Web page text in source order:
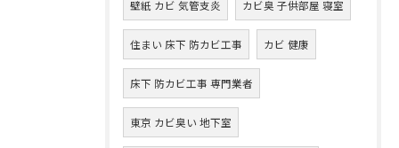
壁紙 カビ 気管支炎 カビ臭 子供部屋 寝室
住まい 床下 防カビ工事 カビ 健康
床下 防カビ工事 専門業者
東京 カビ臭い 地下室